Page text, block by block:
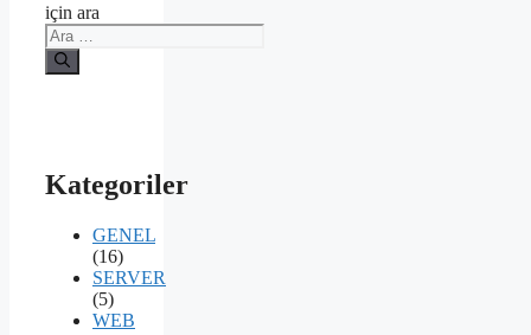
için ara
Kategoriler
GENEL
(16)
SERVER
(5)
WEB